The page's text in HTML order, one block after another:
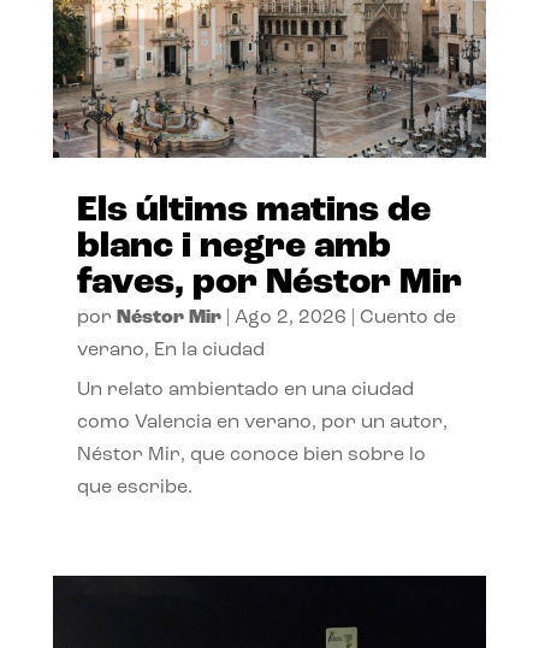
Els últims matins de
blanc i negre amb
faves, por Néstor Mir
por Néstor Mir| Ago 2, 2026
Cuento de
verano, En la ciudad
Un relato ambientado en una ciudad
como Valencia en verano, por un autor,
Néstor Mir, que conoce bien sobre lo
que escribe.